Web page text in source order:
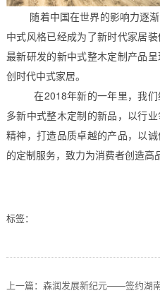
随着中国在世界的影响力逐渐
中式风格已经成为了新时代家居
最新研发的新中式整木定制产品
创时代中式家居。
在2018年新的一年里，我们
多新中式整木定制的新品，以行
精神，打造品质卓越的产品，以
的定制服务，致力为消费者创造高
标签：
上一篇：森润发展新纪元——签约湖